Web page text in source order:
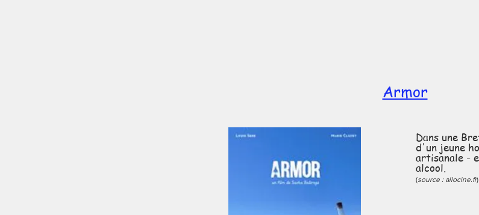
Armor
Dans une
d'un jeune
artisanale -
alcool.
(source : allocine.fr)